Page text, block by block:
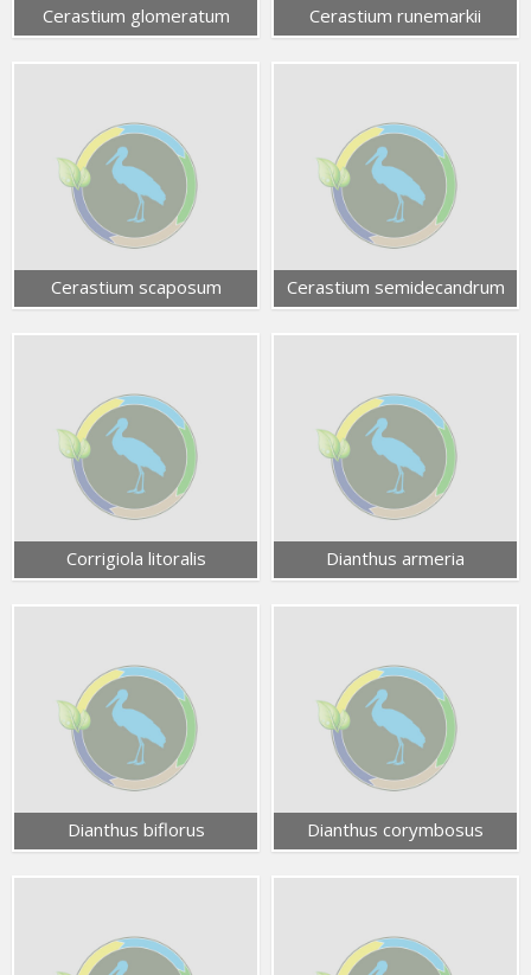
Cerastium glomeratum Cerastium runemarkii
Cerastium scaposum Cerastium semidecandrum
Corrigiola litoralis Dianthus armeria
Dianthus biflorus Dianthus corymbosus